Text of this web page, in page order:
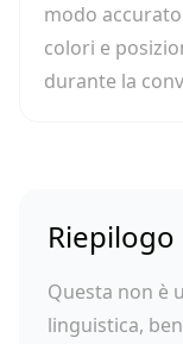
modo
colori e
durante la
Questa non è
linguistica,